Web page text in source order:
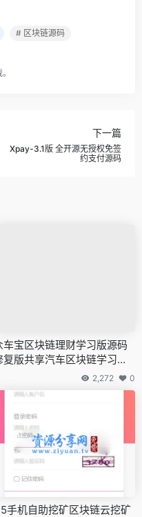
# 区块链源码
下一篇
Xpay-3.1版 全开源无授权免签
约支付源码
车宝区块链理财学习版源码
复版共享汽车区块链学习源
2,272 0
手机自助挖矿区块链云挖矿